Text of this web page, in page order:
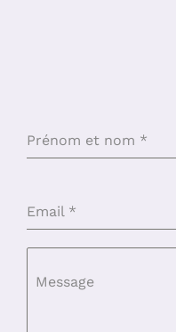
Prénom et nom *
Email *
Message